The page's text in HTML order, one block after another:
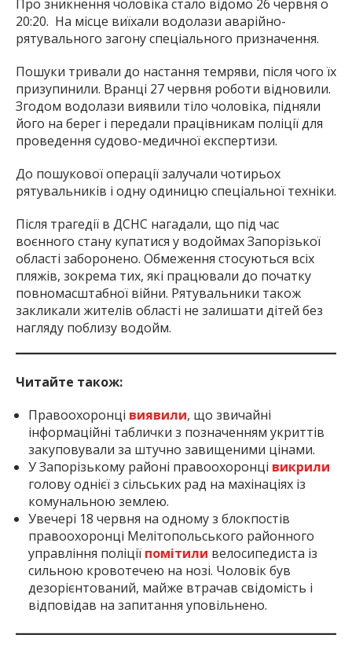
Про зникнення чоловіка стало відомо 26 червня о
20:20. На місце виїхали водолази аварійно-
рятувального загону спеціального призначення.
Пошуки тривали до настання темряви, після чого їх
призупинили. Вранці 27 червня роботи відновили.
Згодом водолази виявили тіло чоловіка, підняли
його на берег і передали працівникам поліції для
проведення судово-медичної експертизи.
До пошукової операції залучали чотирьох
рятувальників і одну одиницю спеціальної техніки.
Після трагедії в ДСНС нагадали, що під час
воєнного стану купатися у водоймах Запорізької
області заборонено. Обмеження стосуються всіх
пляжів, зокрема тих, які працювали до початку
повномасштабної війни. Рятувальники також
закликали жителів області не залишати дітей без
нагляду поблизу водойм.
Читайте також:
Правоохоронці виявили, що звичайні
інформаційні таблички з позначенням укриттів
закуповували за штучно завищеними цінами.
У Запорізькому районі правоохоронці викрили
голову однієї з сільських рад на махінаціях із
комунальною землею.
Увечері 18 червня на одному з блокпостів
правоохоронці Мелітопольського районного
управління поліції помітили велосипедиста із
сильною кровотечею на нозі. Чоловік був
дезорієнтований, майже втрачав свідомість і
відповідав на запитання уповільнено.